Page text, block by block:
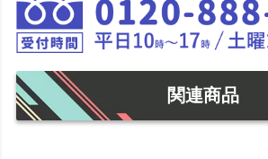
関連商品